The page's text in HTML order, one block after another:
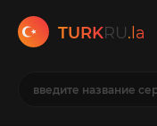
TURKRU.la